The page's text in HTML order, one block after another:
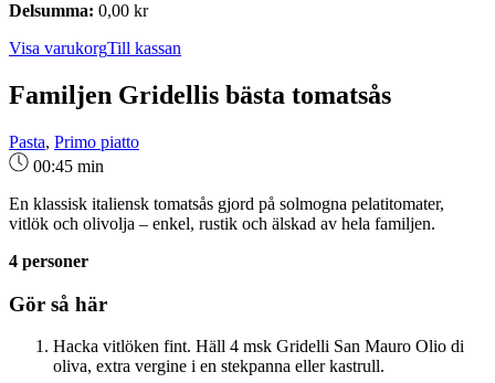
Delsumma: 0,00 kr
Visa varukorgTill kassan
Familjen Gridellis bästa tomatsås
Pasta, Primo piatto
00:45 min
En klassisk italiensk tomatsås gjord på solmogna pelatitomater,
vitlök och olivolja – enkel, rustik och älskad av hela familjen.
4 personer
Gör så här
Hacka vitlöken fint. Häll 4 msk Gridelli San Mauro Olio di
oliva, extra vergine i en stekpanna eller kastrull.